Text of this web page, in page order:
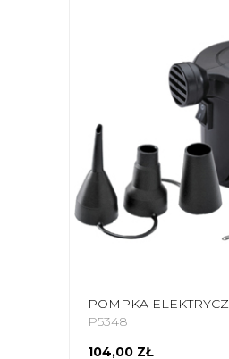
P5348
104,00 ZŁ